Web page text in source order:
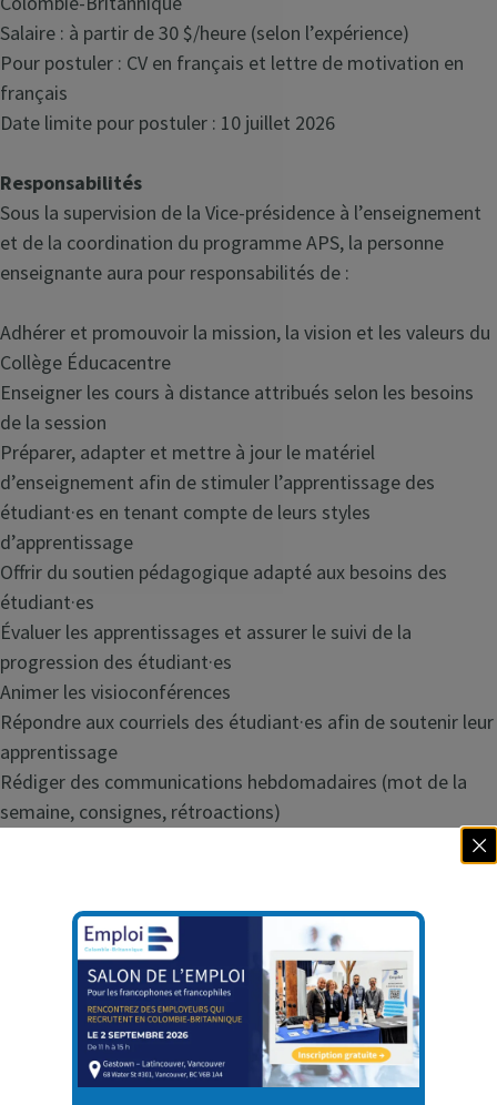
Salaire : à partir de 30 $/heure (selon l’expérience)
Pour postuler : CV en français et lettre de motivation en
français
Date limite pour postuler : 10 juillet 2026
Responsabilités
Sous la supervision de la Vice-présidence à l’enseignement
et de la coordination du programme APS, la personne
enseignante aura pour responsabilités de :
Adhérer et promouvoir la mission, la vision et les valeurs du
Collège Éducacentre
Enseigner les cours à distance attribués selon les besoins
de la session
Préparer, adapter et mettre à jour le matériel
d’enseignement afin de stimuler l’apprentissage des
étudiant·es en tenant compte de leurs styles
d’apprentissage
Offrir du soutien pédagogique adapté aux besoins des
étudiant·es
Évaluer les apprentissages et assurer le suivi de la
progression des étudiant·es
Animer les visioconférences
Répondre aux courriels des étudiant·es afin de soutenir leur
apprentissage
Rédiger des communications hebdomadaires (mot de la
semaine, consignes, rétroactions)
administrative (conseil aux étudiant·es, coordination du
Assurer le suivi des étudiant·es en difficulté en collaboration
avec les conseiller·ères aux étudiant·es
Connaître et appliquer les politiques institutionnelles
(retard, plagiat, qualité du français, etc.)
Participer aux réunions d’équipe
Effectuer toute autre tâche connexe